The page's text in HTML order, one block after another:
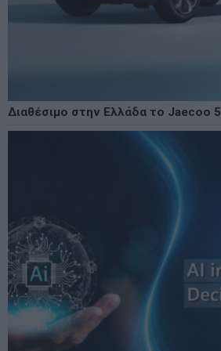
Διαθέσιμο στην Ελλάδα το Jaecoo 5